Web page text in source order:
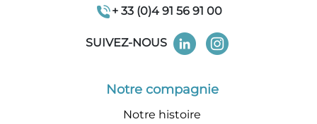
+ 33 (0)4 91 56 91 00
SUIVEZ-NOUS
Notre compagnie
Notre histoire